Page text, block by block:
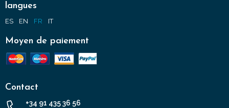
langues
ES EN FR IT
Moyen de paiement
Contact
+34 91 435 36 56